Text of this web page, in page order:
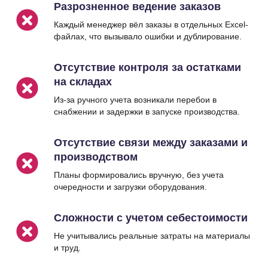
Разрозненное ведение заказов
Каждый менеджер вёл заказы в отдельных Excel-
файлах, что вызывало ошибки и дублирование.
Отсутствие контроля за остатками
на складах
Из-за ручного учета возникали перебои в
снабжении и задержки в запуске производства.
Отсутствие связи между заказами и
производством
Планы формировались вручную, без учета
очередности и загрузки оборудования.
Сложности с учетом себестоимости
Не учитывались реальные затраты на материалы
и труд.